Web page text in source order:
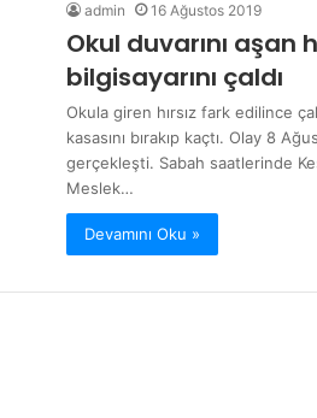
admin 16 Ağustos 2019
Okul duvarını aşan
bilgisayarını çaldı
Okula giren hırsız fark edilince
kasasını bırakıp kaçtı. Olay 8
gerçekleşti. Sabah saatlerinde
Meslek…
Devamını Oku »